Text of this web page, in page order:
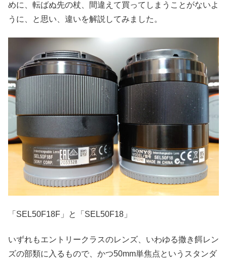
めに、転ばぬ先の杖、間違えて買ってしまうことがないよ
うに、と思い、違いを解説してみました。
「SEL50F18F」と「SEL50F18」
いずれもエントリークラスのレンズ、いわゆる撒き餌レン
ズの部類に入るもので、かつ50mm単焦点というスタンダ